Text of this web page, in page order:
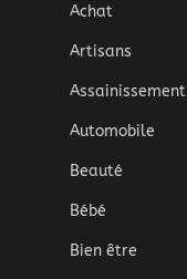
Achat
Artisans
Assainissement
Automobile
Beauté
Bébé
Bien être